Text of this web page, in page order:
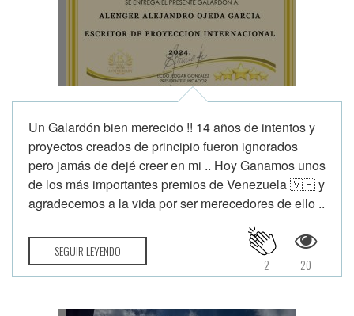
Un Galardón bien merecido !! 14 años de intentos y
proyectos creados de principio fueron ignorados
pero jamás de dejé creer en mi .. Hoy Ganamos unos
de los más importantes premios de Venezuela 🇻🇪 y
agradecemos a la vida por ser merecedores de ello ..
SEGUIR LEYENDO
20
2